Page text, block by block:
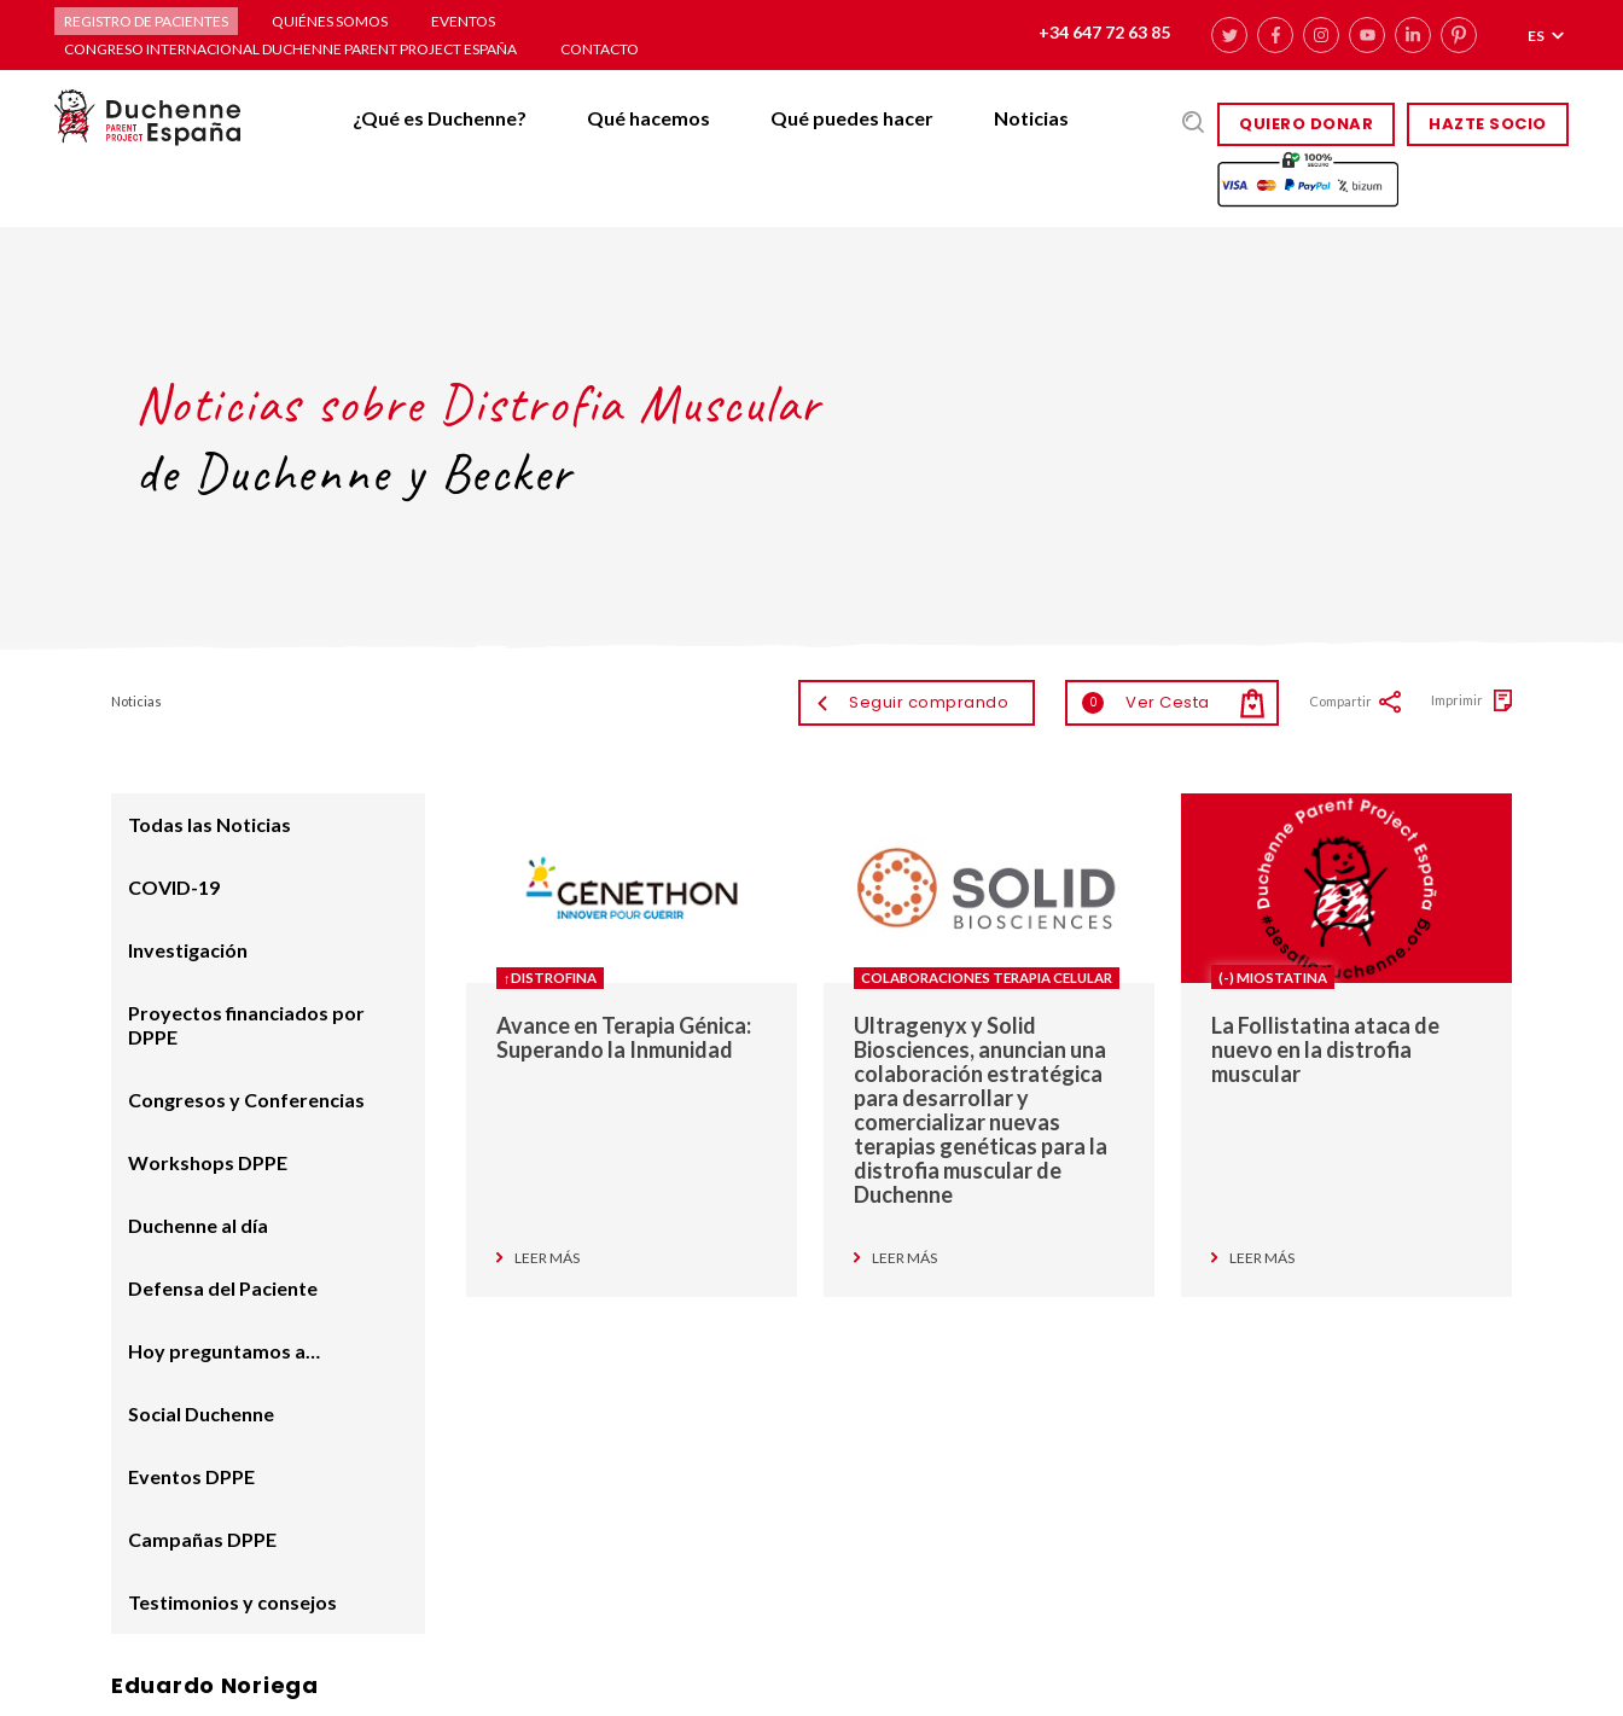
REGISTRO DE PACIENTES QUIÉNES SOMOS
EVENTOS
CONGRESO INTERNACIONAL DUCHENNE PARENT PROJECT ESPAÑA
CONTACTO
+34 647 72 63 85 ES
QUIERO DONAR HAZTE SOCIO
¿Qué es Duchenne? Qué hacemos Qué puedes hacer Noticias
Noticias sobre Distrofia Muscular
de Duchenne y Becker
Noticias Seguir comprando 0 Ver Cesta Compartir Imprimir
↑DISTROFINA
Avance en Terapia Génica:
Superando la Inmunidad
LEER MÁS
COLABORACIONES TERAPIA CELULAR
Ultragenyx y Solid
Biosciences, anuncian una
colaboración estratégica
para desarrollar y
comercializar nuevas
terapias genéticas para la
distrofia muscular de
Duchenne
LEER MÁS
(-) MIOSTATINA
La Follistatina ataca de
nuevo en la distrofia
muscular
LEER MÁS
Todas las Noticias
COVID-19
Investigación
Proyectos financiados por
DPPE
Congresos y Conferencias
Workshops DPPE
Duchenne al día
Defensa del Paciente
Hoy preguntamos a…
Social Duchenne
Eventos DPPE
Campañas DPPE
Testimonios y consejos
Eduardo Noriega